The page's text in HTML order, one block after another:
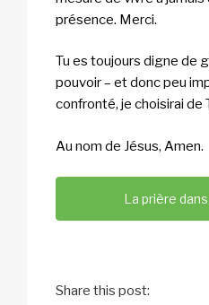
présence. Merci.
Tu es toujours digne de
pouvoir – et donc peu
confronté, je choisirai de
Au nom de Jésus, Amen.
La prière
Share this post: